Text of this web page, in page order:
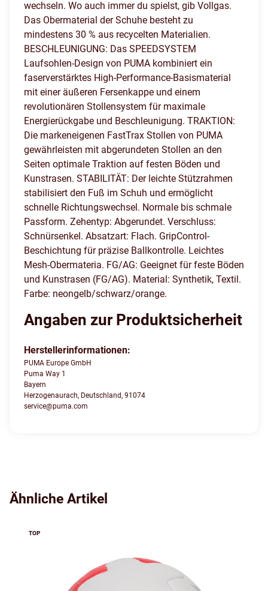
wechseln. Wo auch immer du spielst, gib Vollgas.
Das Obermaterial der Schuhe besteht zu
mindestens 30 % aus recycelten Materialien.
BESCHLEUNIGUNG: Das SPEEDSYSTEM
Laufsohlen-Design von PUMA kombiniert ein
faserverstärktes High-Performance-Basismaterial
mit einer äußeren Fersenkappe und einem
revolutionären Stollensystem für maximale
Energierückgabe und Beschleunigung. TRAKTION:
Die markeneigenen FastTrax Stollen von PUMA
gewährleisten mit abgerundeten Stollen an den
Seiten optimale Traktion auf festen Böden und
Kunstrasen. STABILITÄT: Der leichte Stützrahmen
stabilisiert den Fuß im Schuh und ermöglicht
schnelle Richtungswechsel. Normale bis schmale
Passform. Zehentyp: Abgerundet. Verschluss:
Schnürsenkel. Absatzart: Flach. GripControl-
Beschichtung für präzise Ballkontrolle. Leichtes
Mesh-Obermateria. FG/AG: Geeignet für feste Böden
und Kunstrasen (FG/AG). Material: Synthetik, Textil.
Farbe: neongelb/schwarz/orange.
Angaben zur Produktsicherheit
Herstellerinformationen:
PUMA Europe GmbH
Puma Way 1
Bayern
Herzogenaurach, Deutschland, 91074
service@puma.com
Ähnliche Artikel
TOP